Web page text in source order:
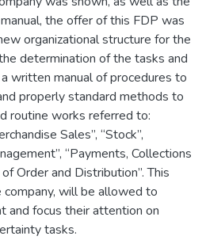
the offer of this FDP was
organizational structure for the
determination of the tasks and
written manual of procedures to
properly standard methods to
routine works referred to:
Sales”, “Stock”,
“Payments, Collections
Order and Distribution”. This
will be allowed to
and focus their attention on
tasks.